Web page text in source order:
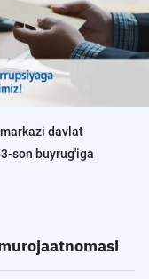
davlat
son buyrug'iga